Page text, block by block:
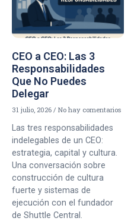
CEO a CEO: Las 3
Responsabilidades
Que No Puedes
Delegar
31 julio, 2026 No hay comentarios
Las tres responsabilidades
indelegables de un CEO:
estrategia, capital y cultura.
Una conversación sobre
construcción de cultura
fuerte y sistemas de
ejecución con el fundador
de Shuttle Central.